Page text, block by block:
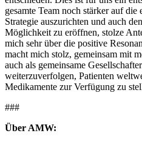
gesamte Team noch stärker auf
Strategie auszurichten und auch
Möglichkeit zu eröffnen, stolze
mich sehr über die positive
macht mich stolz, gemeinsam mit
auch als gemeinsame
weiterzuverfolgen, Patienten
Medikamente zur Verfügung zu
###
Über AMW: